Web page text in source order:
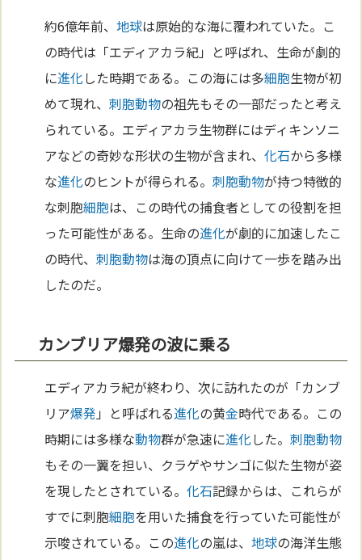
約6億年前、地球は原始的な海に覆われていた。こ
の時代は「エディアカラ紀」と呼ばれ、生命が劇的
に進化した時期である。この海には多細胞生物が初
めて現れ、刺胞動物の祖先もその一部だったと考え
られている。エディアカラ生物群にはディキンソニ
アなどの奇妙な形状の生物が含まれ、化石から多様
な進化のヒントが得られる。刺胞動物が持つ特徴的
な刺胞細胞は、この時代の捕食者としての役割を担
った可能性がある。生命の進化が劇的に加速したこ
の時代、刺胞動物は海の頂点に向けて一歩を踏み出
したのだ。
カンブリア爆発の波に乗る
エディアカラ紀が終わり、次に訪れたのが「カンブ
リア爆発 」と呼ばれる進化の黄金時代である。この
時期には多様な動物群が急速に進化した。刺胞動物
もその一翼を担い、クラゲやサンゴに似た生物が姿
を現したとされている。化石記録からは、これらが
すでに刺胞細胞を用いた捕食を行っていた可能性が
示唆されている。この進化の嵐は、地球の海洋生態